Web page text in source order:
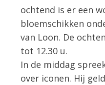
ochtend is er een
bloemschikken
van Loon. De
tot 12.30 u.
In de middag
over iconen. Hij